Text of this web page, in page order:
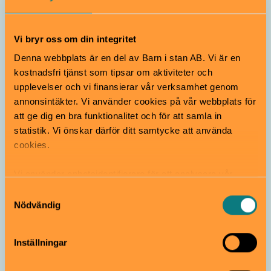
Vi bryr oss om din integritet
Denna webbplats är en del av Barn i stan AB. Vi är en
kostnadsfri tjänst som tipsar om aktiviteter och
upplevelser och vi finansierar vår verksamhet genom
annonsintäkter. Vi använder cookies på vår webbplats för
att ge dig en bra funktionalitet och för att samla in
statistik. Vi önskar därför ditt samtycke att använda
cookies.
samt tillhandahålla funktioner för sociala medier. Vi
vidarebefordrar även sådana identifierare och annan
information från din enhet till de sociala medier och
annons- och analysföretag som vi samarbetar med.
Nödvändig
Inställningar
I behov av boktips? Här hittar du något
för alla åldrar.
Kul läsning
orostider